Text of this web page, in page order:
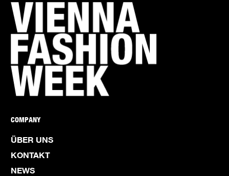
COMPANY
ÜBER UNS
KONTAKT
NEWS